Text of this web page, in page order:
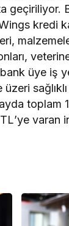
geçiriliyor.
kredi
üye iş
toplam
’ye varan